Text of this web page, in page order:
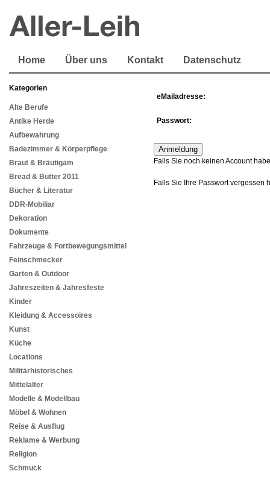
Home Über uns Kontakt Datenschutz
Kategorien
Alte Berufe
Antike Herde
Aufbewahrung
Badezimmer & Körperpflege
Braut & Bräutigam
Bread & Butter 2011
Bücher & Literatur
DDR-Mobiliar
Dekoration
Dokumente
Fahrzeuge & Fortbewegungsmittel
Feinschmecker
Garten & Outdoor
Jahreszeiten & Jahresfeste
Kinder
Kleidung & Accessoires
Kunst
Küche
Locations
Militärhistorisches
Mittelalter
Modelle & Modellbau
Möbel & Wohnen
Reise & Ausflug
Reklame & Werbung
Religion
Schmuck
eMailadresse:
Passwort:
Falls Sie noch keinen Account
Falls Sie Ihre Passwort vergessen